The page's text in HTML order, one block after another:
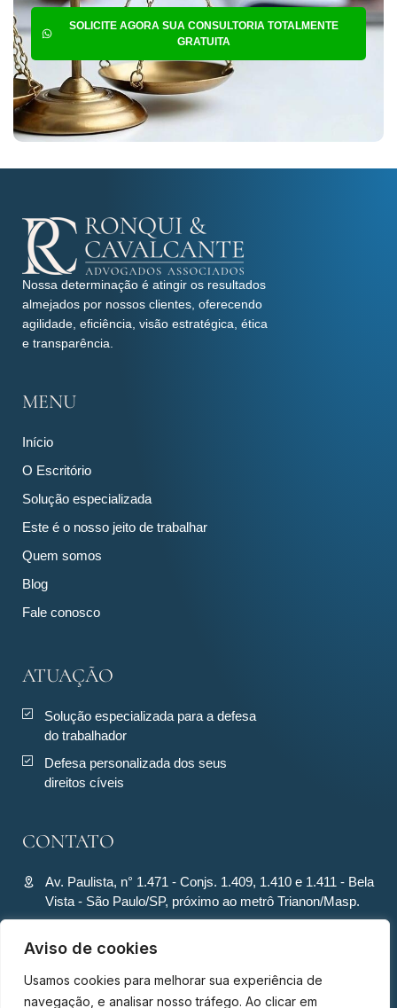
Aviso de cookies
Usamos cookies para melhorar sua experiência de
navegação, e analisar nosso tráfego. Ao clicar em
SOLICITE AGORA SUA CONSULTORIA TOTALMENTE
GRATUITA
Nossa determinação é atingir os resultados
almejados por nossos clientes, oferecendo
agilidade, eficiência, visão estratégica, ética
e transparência.
MENU
Início
O Escritório
Solução especializada
Este é o nosso jeito de trabalhar
Quem somos
Blog
Fale conosco
ATUAÇÃO
Solução especializada para a defesa
do trabalhador
Defesa personalizada dos seus
direitos cíveis
CONTATO
Av. Paulista, n° 1.471 - Conjs. 1.409, 1.410 e 1.411 - Bela
Vista - São Paulo/SP, próximo ao metrô Trianon/Masp.
(11) 94280-4701